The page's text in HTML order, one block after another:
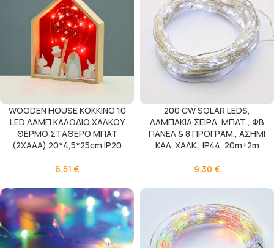
WOODEN HOUSE ΚΟΚΚΙΝΟ 10
LED ΛΑΜΠ ΚΑΛΩΔΙΟ ΧΑΛΚΟΥ
ΘΕΡΜΟ ΣΤΑΘΕΡΟ ΜΠΑΤ
(2ΧΑΑA) 20*4,5*25cm IP20
6,51 €
200 CW SOLAR LEDS,
ΛΑΜΠΑΚΙΑ ΣΕΙΡΑ, ΜΠΑΤ., ΦΒ
ΠΑΝΕΛ & 8 ΠΡΟΓΡΑΜ., ΑΣΗΜΙ
ΚΑΛ. ΧΑΛΚ., IP44, 20m+2m
9,30 €